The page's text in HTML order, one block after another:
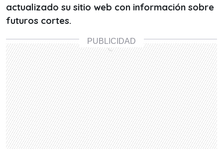
actualizado su sitio web con información sobre
futuros cortes.